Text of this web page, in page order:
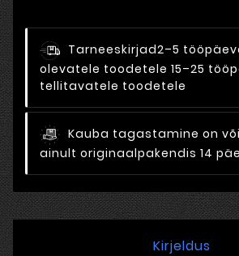
Tarneeskirjad2–5
olevatele toodetele 15–25
tellitavatele toodetele
Kauba tagastamine on
ainult originaalpakendis 14
Kirjeldus